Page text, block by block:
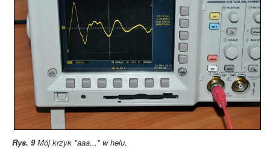
Rys. 9Mój krzyk "aaa..." w helu.